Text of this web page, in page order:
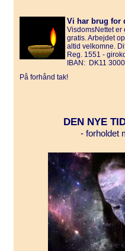
Vi har brug for
VisdomsNettet er
gratis. Arbejdet
altid velkomne.
Reg. 1551 -
IBAN: DK11
På forhånd tak!
DEN NYE
- forholdet